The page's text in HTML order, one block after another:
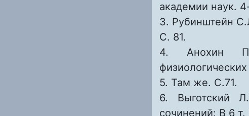
академии наук.
3. Рубинштейн
С. 81.
4. Анохин
5. Там же. С.71.
6. Выготский
сочинений: В 6